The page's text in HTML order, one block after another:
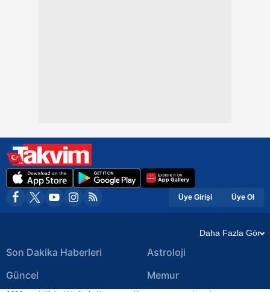
Üye Girişi Üye Ol
Daha Fazla Gör
Son Dakika Haberleri
Güncel
Astroloji
Memur